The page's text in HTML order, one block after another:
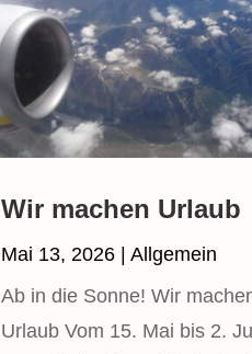
Wir machen Urlaub
Mai 13, 2026 |Allgemein
Ab in die Sonne! Wir
Urlaub Vom 15. Mai bis 2.